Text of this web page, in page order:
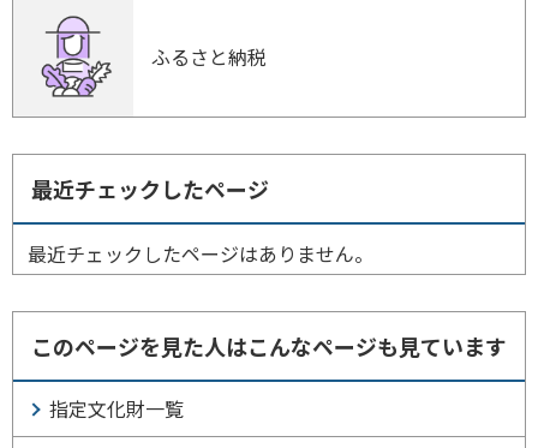
ふるさと納税
最近チェックしたページ
最近チェックしたページはありません。
このページを見た人はこんなページも見ています
指定文化財一覧